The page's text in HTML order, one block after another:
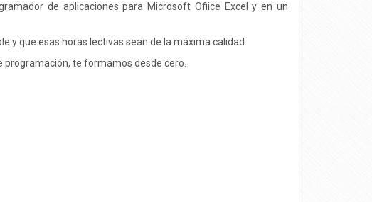
de aplicaciones para Microsoft Ofiice Excel y en un
y que esas horas lectivas sean de la máxima calidad.
programación, te formamos desde cero.